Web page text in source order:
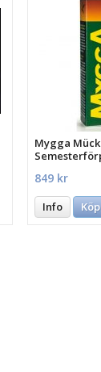
Mygga
849 kr
Info Köp